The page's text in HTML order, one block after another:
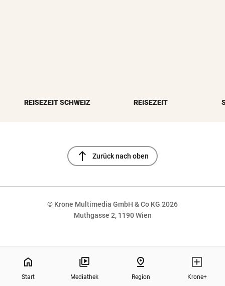
REISEZEIT SCHWEIZ REISEZEIT
north Zurück nach oben
© Krone Multimedia GmbH & Co KG 2026
Muthgasse 2, 1190 Wien
home
Start Mediathek
pin_drop
Region Krone+
NaN%